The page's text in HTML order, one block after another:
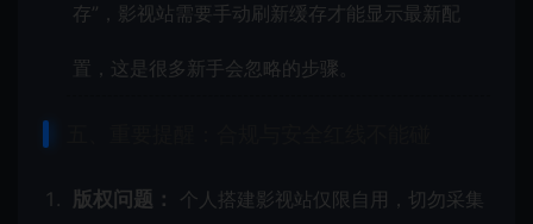
存”，影视站需要手动刷新缓存才能显示最新配
置，这是很多新手会忽略的步骤。
版权问题： 个人搭建影视站仅限自用，切勿采集